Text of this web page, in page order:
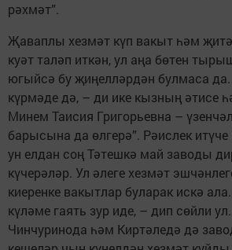
рәхмәт”.
Җаваплы хезмәт күп вакыт һәм
куәт таләп иткән, ул аңа бөтен
югыйсә бу җиңелләрдән булмаса
күрмәде дә, – ди ике кызның әтисе
Минем Таисия Григорьевна –
барысына да өлгерә”. Рәислек
ун елдан соң Тәтешкә май заводы
күчерәләр. Ул әлеге хезмәт
киеренке вакытлар буларак искә
күләме гаять зур иде, – дип сөйли
Чинчуринода һәм Кир­тәледә дә